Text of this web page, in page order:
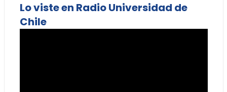
Lo viste en Radio Universidad de
Chile